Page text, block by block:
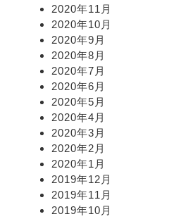
2020年11月
2020年10月
2020年9月
2020年8月
2020年7月
2020年6月
2020年5月
2020年4月
2020年3月
2020年2月
2020年1月
2019年12月
2019年11月
2019年10月